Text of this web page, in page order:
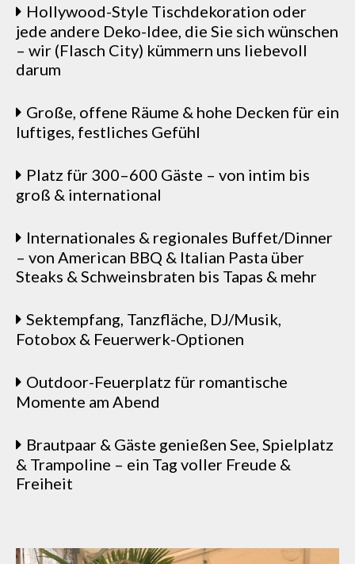
Hollywood-Style Tischdekoration oder
jede andere Deko-Idee, die Sie sich wünschen
– wir (Flasch City) kümmern uns liebevoll
darum
Große, offene Räume & hohe Decken für ein
luftiges, festliches Gefühl
Platz für 300–600 Gäste – von intim bis
groß & international
Internationales & regionales Buffet/Dinner
– von American BBQ & Italian Pasta über
Steaks & Schweinsbraten bis Tapas & mehr
Sektempfang, Tanzfläche, DJ/Musik,
Fotobox & Feuerwerk-Optionen
Outdoor-Feuerplatz für romantische
Momente am Abend
Brautpaar & Gäste genießen See, Spielplatz
& Trampoline – ein Tag voller Freude &
Freiheit